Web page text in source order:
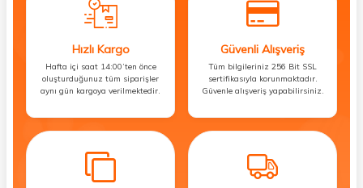
Hızlı Kargo
Hafta içi saat 14:00’ten önce
oluşturduğunuz tüm siparişler
aynı gün kargoya verilmektedir.
Güvenli Alışveriş
Tüm bilgileriniz 256 Bit SSL
sertifikasıyla korunmaktadır.
Güvenle alışveriş yapabilirsiniz.